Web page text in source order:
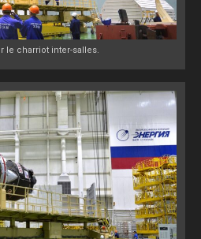
le charriot inter-salles.